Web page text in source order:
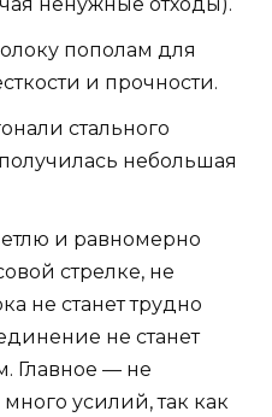
пополам для
и прочности.
стального
небольшая
и равномерно
стрелке, не
не станет трудно
не станет
Главное — не
усилий, так как